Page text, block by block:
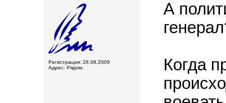
Регистрация: 28.08.2009
Адрес: Рядом.
А
Когда